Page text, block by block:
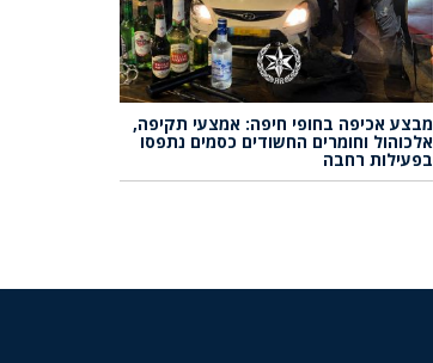
מבצע אכיפה בחופי חיפה: אמצעי תקיפה,
אלכוהול וחומרים החשודים כסמים נתפסו
בפעילות רחבה